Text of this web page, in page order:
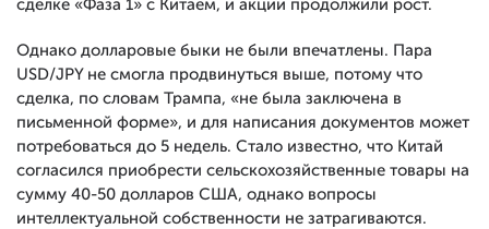
сделке «Фаза 1» с Китаем, и акции продолжили рост.
Однако долларовые быки не были впечатлены. Пара
USD/JPY не смогла продвинуться выше, потому что
сделка, по словам Трампа, «не была заключена в
письменной форме», и для написания документов может
потребоваться до 5 недель. Стало известно, что Китай
согласился приобрести сельскохозяйственные товары на
сумму 40-50 долларов США, однако вопросы
интеллектуальной собственности не затрагиваются.